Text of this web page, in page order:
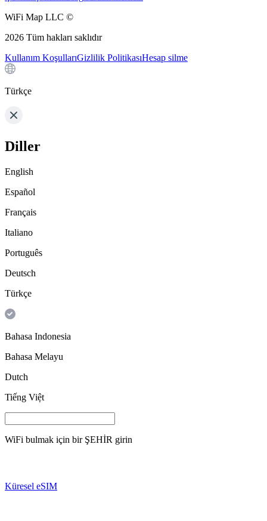
WiFi Map LLC ©
2026 Tüm hakları saklıdır
Kullanım KoşullarıGizlilik PolitikasıHesap silme
Türkçe
Diller
English
Español
Français
Italiano
Português
Deutsch
Türkçe
Bahasa Indonesia
Bahasa Melayu
Dutch
Tiếng Việt
WiFi bulmak için bir ŞEHİR girin
Küresel eSIM